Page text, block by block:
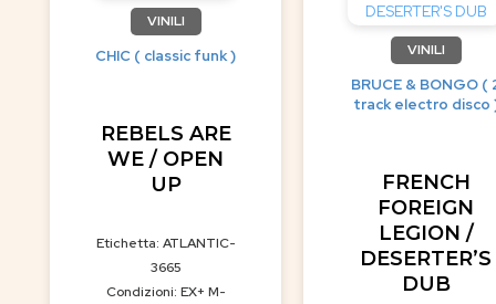
VINILI
CHIC ( classic funk )
REBELS ARE
WE / OPEN
UP
Etichetta: ATLANTIC-
3665
Condizioni: EX+ M-
VINILI
BRUCE & BONGO (
track electro disco
FRENCH
FOREIGN
LEGION /
DESERTER’S
DUB